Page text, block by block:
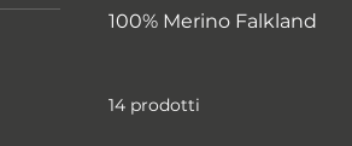
100% Merino Falkland
14 prodotti